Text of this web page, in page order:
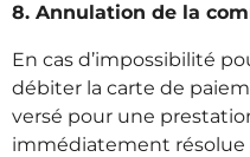
8. Annulation de la
En cas d’impossibilité
débiter la carte de
versé pour une
immédiatement résolue